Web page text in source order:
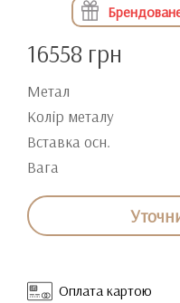
16558 грн
Метал
Колір металу
Вставка осн.
Вага
Оплата картою